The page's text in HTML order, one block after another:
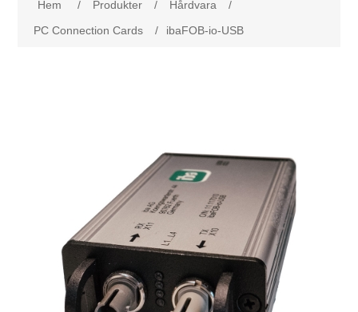
Felsökning
Tillståndsövervakning
Vibrationsanalys
Digitalisering
Produkter
Begner Machines
Hem / Produkter / Hårdvara
/
PC Connection Cards
/ ibaFOB-io-USB